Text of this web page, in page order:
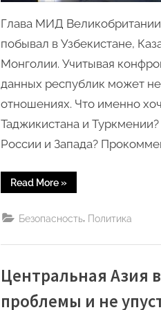
Глава МИД
побывал в Узбекистане,
Монголии. Учитывая
данных республик может
отношениях. Что именно
Таджикистана и
России и Запада?
Read More“Сможет
ли
на
Центрально-
Евразийского
»
Безопасность Политика
Центральная Азия
проблемы и не